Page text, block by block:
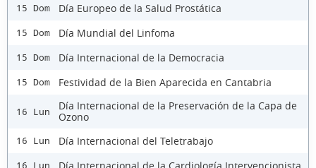
15 Dom Día Europeo de la Salud Prostática
15 Dom Día Mundial del Linfoma
15 Dom Día Internacional de la Democracia
15 Dom Festividad de la Bien Aparecida en Cantabria
16 Lun
Día Internacional de la Preservación de la Capa de
Ozono
16 Lun Día Internacional del Teletrabajo
16 Lun